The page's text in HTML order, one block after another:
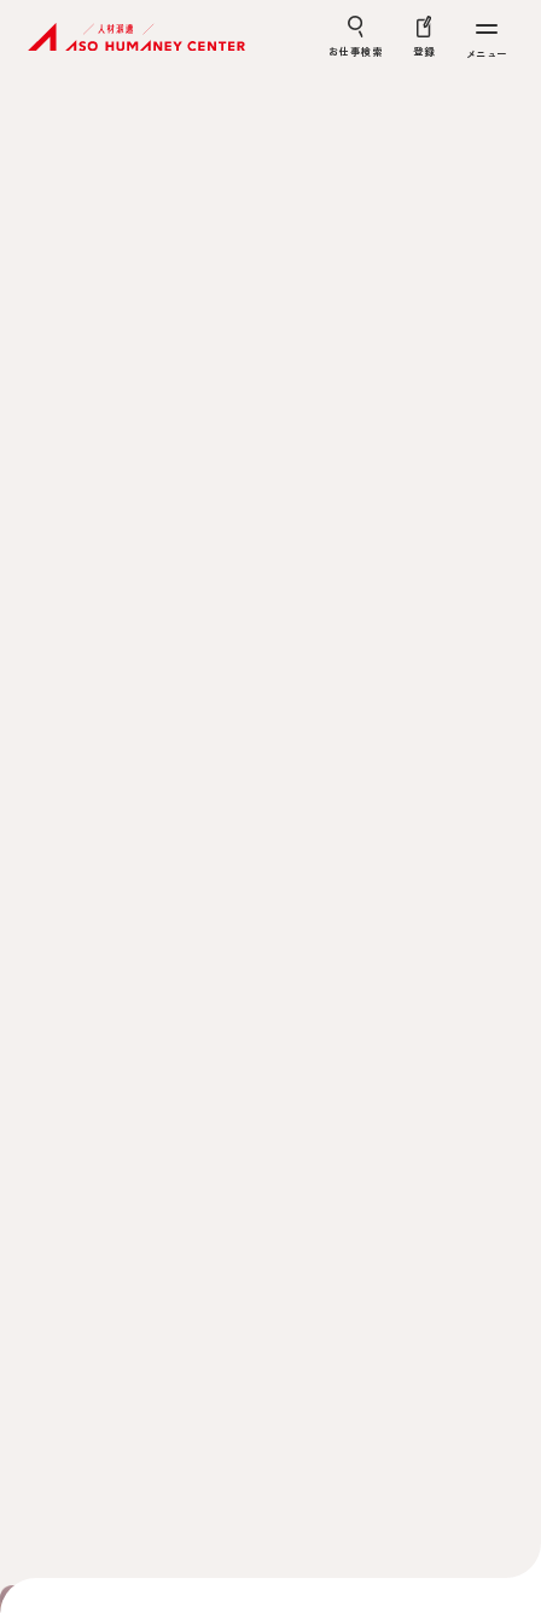
お仕事検索 登録